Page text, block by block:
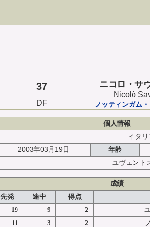
37 ニコロ・サ
Nicolò
DF
ノッティンガム
個人情報
イタリ
2003年03月19日
年齢
ユヴェント
成績
先発 途中
得点
19 9 2
11 3 2